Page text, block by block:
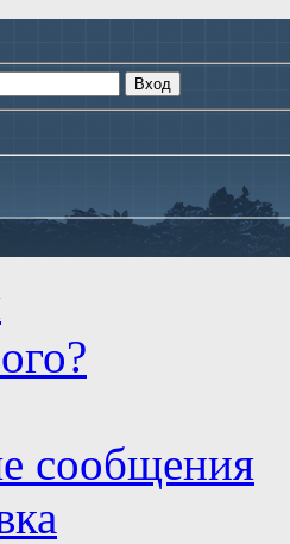
сообщения